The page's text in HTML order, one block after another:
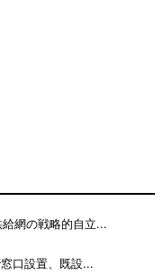
給網の戦略的自立...
口設置、既設...